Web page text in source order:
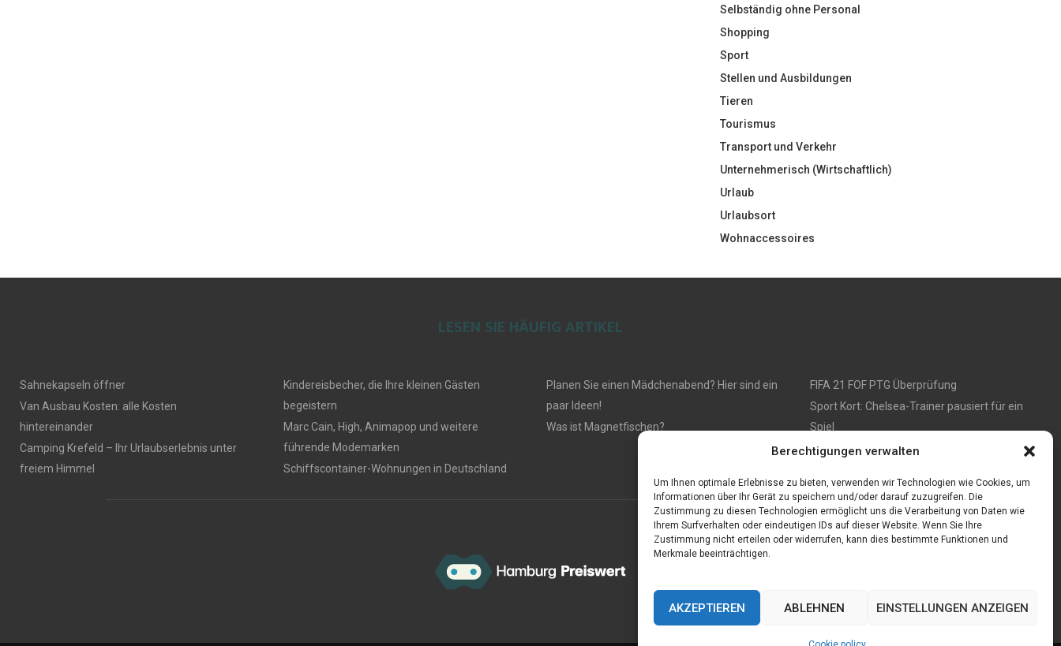
Berechtigungen verwalten
Um Ihnen optimale Erlebnisse zu bieten, verwenden wir Technologien wie Cookies, um
Informationen über Ihr Gerät zu speichern und/oder darauf zuzugreifen. Die
Zustimmung zu diesen Technologien ermöglicht uns die Verarbeitung von Daten wie
Ihrem Surfverhalten oder eindeutigen IDs auf dieser Website. Wenn Sie Ihre
Zustimmung nicht erteilen oder widerrufen, kann dies bestimmte Funktionen und
Merkmale beeinträchtigen.
AKZEPTIEREN ABLEHNEN EINSTELLUNGEN ANZEIGEN
Selbständig ohne Personal
Shopping
Sport
Stellen und Ausbildungen
Tieren
Tourismus
Transport und Verkehr
Unternehmerisch (Wirtschaftlich)
Urlaub
Urlaubsort
Wohnaccessoires
LESEN SIE HÄUFIG ARTIKEL
Sahnekapseln öffner
Van Ausbau Kosten: alle Kosten
hintereinander
Camping Krefeld – Ihr Urlaubserlebnis unter
freiem Himmel
Kindereisbecher, die Ihre kleinen Gästen
begeistern
Marc Cain, High, Animapop und weitere
führende Modemarken
Schiffscontainer-Wohnungen in Deutschland
Planen Sie einen Mädchenabend? Hier sind ein
paar Ideen!
Was ist Magnetfischen?
FIFA 21 FOF PTG Überprüfung
Sport Kort: Chelsea-Trainer pausiert für ein
Spiel